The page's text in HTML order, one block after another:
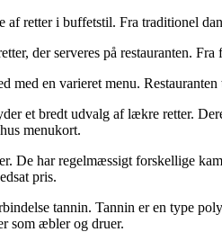
retter i buffetstil. Fra traditionel
der serveres på restauranten.
med en varieret menu.
et bredt udvalg af lækre retter.
menukort.
De har regelmæssigt forskellige
pris.
tannin. Tannin er en type
som æbler og druer.